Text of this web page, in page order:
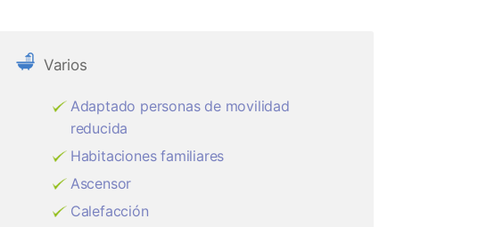
Varios
Adaptado personas de movilidad
reducida
Habitaciones familiares
Ascensor
Calefacción